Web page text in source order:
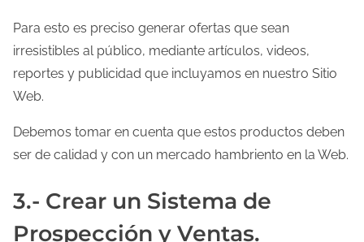
Para esto es preciso generar ofertas que sean
irresistibles al público, mediante artículos, videos,
reportes y publicidad que incluyamos en nuestro Sitio
Web.
Debemos tomar en cuenta que estos productos deben
ser de calidad y con un mercado hambriento en la Web.
3.- Crear un Sistema de
Prospección y Ventas.